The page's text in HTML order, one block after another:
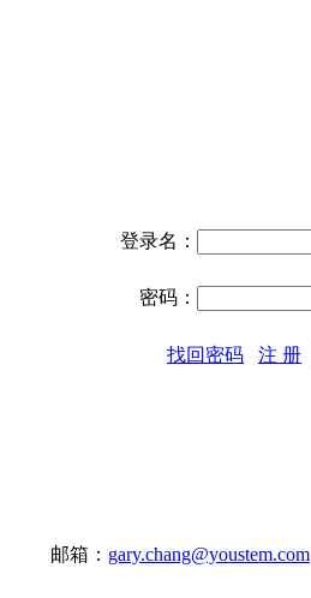
登录名：
密码：
找回密码 注 册
邮箱： gary.chang@youstem.com